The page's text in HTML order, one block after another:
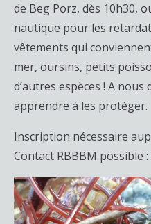
de Beg Porz, dès 10h30,
nautique pour les
vêtements qui
mer, oursins, petits
d’autres espèces ! A
apprendre à les protéger.
Inscription nécessaire
Contact RBBBM possible :